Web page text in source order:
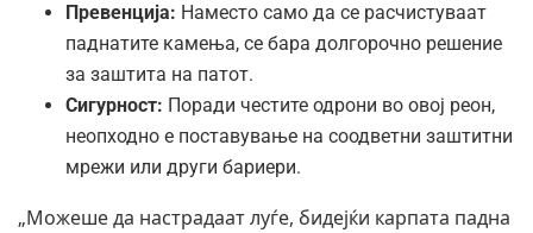
Превенција: Наместо само да се расчистуваат
паднатите камења, се бара долгорочно решение
за заштита на патот.
Сигурност: Поради честите одрони во овој реон,
неопходно е поставување на соодветни заштитни
мрежи или други бариери.
„Можеше да настрадаат луѓе, бидејќи карпата падна